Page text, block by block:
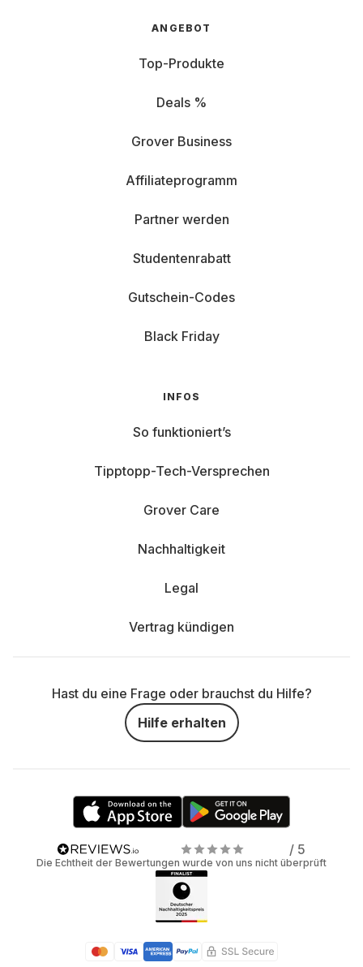
ANGEBOT
Top-Produkte
Deals %
Grover Business
Affiliateprogramm
Partner werden
Studentenrabatt
Gutschein-Codes
Black Friday
INFOS
So funktioniert’s
Tipptopp-Tech-Versprechen
Grover Care
Nachhaltigkeit
Legal
Vertrag kündigen
Hast du eine Frage oder brauchst du Hilfe?
Hilfe erhalten
/ 5
Die Echtheit der Bewertungen wurde von uns nicht überprüft